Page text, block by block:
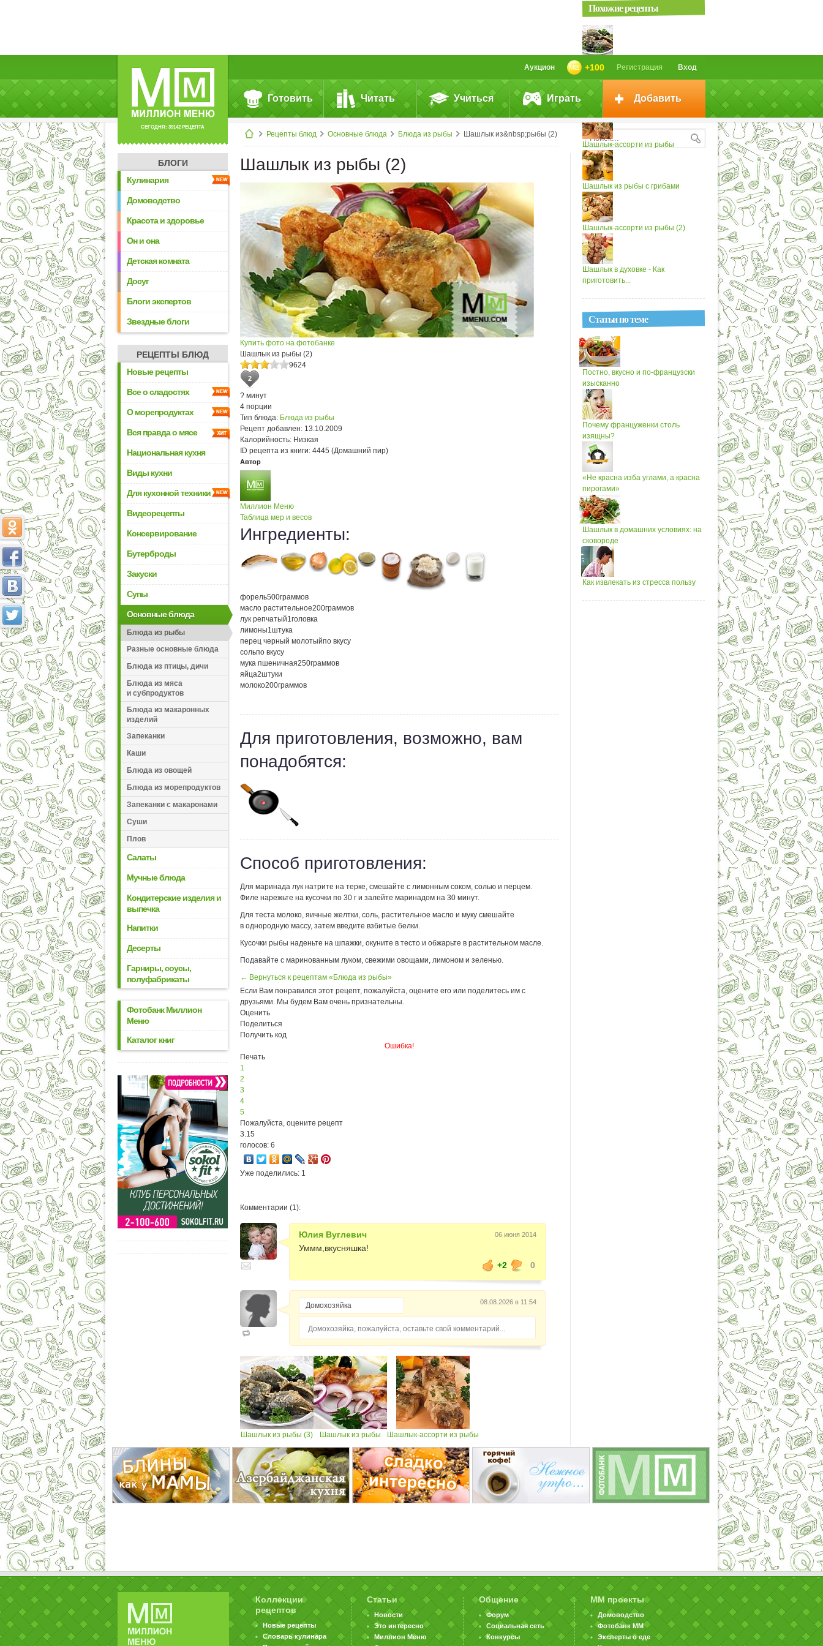
СЕГОДНЯ: 39142 РЕЦЕПТА
Вход
Регистрация
+100
Аукцион
Готовить Читать Учиться Играть Добавить
Рецепты блюд Основные блюда Блюда из рыбы Шашлык из&nbsp;рыбы (2)
БЛОГИ
Кулинария
Домоводство
Красота и здоровье
Он и она
Детская комната
Досуг
Блоги экспертов
Звездные блоги
РЕЦЕПТЫ БЛЮД
Новые рецепты
Все о сладостях
О морепродуктах
Вся правда о мясе
Национальная кухня
Виды кухни
Для кухонной техники
Видеорецепты
Консервирование
Бутерброды
Закуски
Супы
Основные блюда
Блюда из рыбы
Разные основные блюда
Блюда из птицы, дичи
Блюда из мяса
и субпродуктов
Блюда из макаронных
изделий
Запеканки
Каши
Блюда из овощей
Блюда из морепродуктов
Запеканки с макаронами
Суши
Плов
Салаты
Мучные блюда
Кондитерские изделия и
выпечка
Напитки
Десерты
Гарниры, соусы,
полуфабрикаты
Фотобанк Миллион
Меню
Каталог книг
Шашлык из рыбы (2)
Купить фото на фотобанке
Шашлык из рыбы (2)
9624
2
? минут
4 порции
Тип блюда: Блюда из рыбы
Рецепт добавлен: 13.10.2009
Калорийность: Низкая
ID рецепта из книги: 4445 (Домашний пир)
Автор
Миллион Меню
Таблица мер и весов
Ингредиенты:
форель500граммов
масло растительное200граммов
лук репчатый1головка
лимоны1штука
перец черный молотыйпо вкусу
сольпо вкусу
мука пшеничная250граммов
яйца2штуки
молоко200граммов
Для приготовления, возможно, вам
понадобятся:
Способ приготовления:
Для маринада лук натрите на терке, смешайте с лимонным соком, солью и перцем.
Филе нарежьте на кусочки по 30 г и залейте маринадом на 30 минут.
Для теста молоко, яичные желтки, соль, растительное масло и муку смешайте
в однородную массу, затем введите взбитые белки.
Кусочки рыбы наденьте на шпажки, окуните в тесто и обжарьте в растительном масле.
Подавайте с маринованным луком, свежими овощами, лимоном и зеленью.
← Вернуться к рецептам «Блюда из рыбы»
Если Вам понравился этот рецепт, пожалуйста, оцените его или поделитесь им с
друзьями. Мы будем Вам очень признательны.
Оценить
Поделиться
Получить код
Ошибка!
Печать
1
2
3
4
5
Пожалуйста, оцените рецепт
3.15
голосов: 6
Уже поделились: 1
Комментарии (1):
Юлия Вуглевич 06 июня 2014
Уммм,вкусняшка!
+2
0
08.08.2026 в 11:54
Домохозяйка, пожалуйста, оставьте свой комментарий...
Шашлык из рыбы (3) Шашлык из рыбы Шашлык-ассорти из рыбы
Похожие рецепты
Шашлык из рыбы
Шашлык-ассорти из рыбы
Шашлык из рыбы с грибами
Шашлык-ассорти из рыбы (2)
Шашлык в духовке - Как
приготовить...
Статьи по теме
Постно, вкусно и по-французски
изысканно
Почему француженки столь
изящны?
«Не красна изба углами, а красна
пирогами»
Шашлык в домашних условиях: на
сковороде
Как извлекать из стресса пользу
Коллекции
рецептов
Новые рецепты
Словарь кулинара
Статьи
Новости
Это интересно
Миллион Меню
Общение
Форум
Социальная сеть
Конкурсы
ММ проекты
Домоводство
Фотобанк ММ
Эксперты о еде